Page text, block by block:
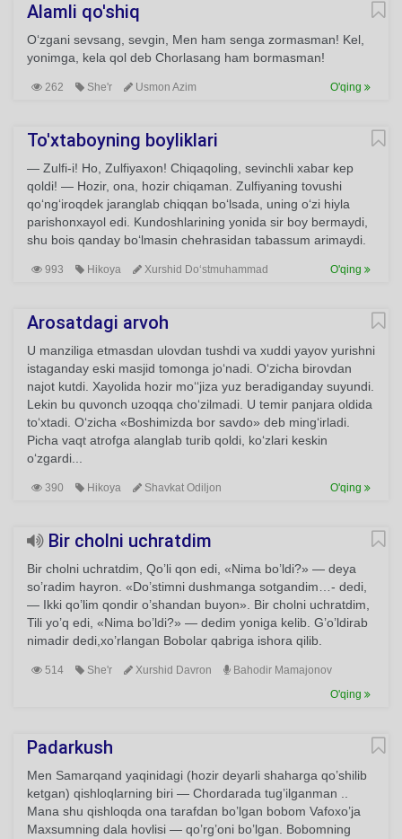
Alamli qo'shiq
O‘zgani sevsang, sevgin, Men ham senga zormasman! Kel,
yonimga, kela qol deb Chorlasang ham bormasman!
262 She'r Usmon Azim O'qing
To'xtaboyning boyliklari
— Zulfi-i! Ho, Zulfiyaxon! Chiqaqoling, sevinchli xabar kep
qoldi! — Hozir, ona, hozir chiqaman. Zulfiyaning tovushi
qo‘ng‘iroqdek jaranglab chiqqan bo‘lsada, uning o‘zi hiyla
parishonxayol edi. Kundoshlarining yonida sir boy bermaydi,
shu bois qanday bo‘lmasin chehrasidan tabassum arimaydi.
993 Hikoya Xurshid Do‘stmuhammad O'qing
Arosatdagi arvoh
U manziliga etmasdan ulovdan tushdi va xuddi yayov yurishni
istaganday eski masjid tomonga jo‘nadi. O‘zicha birovdan
najot kutdi. Xayolida hozir mo‘‘jiza yuz beradiganday suyundi.
Lekin bu quvonch uzoqqa cho‘zilmadi. U temir panjara oldida
to‘xtadi. O‘zicha «Boshimizda bor savdo» deb ming‘irladi.
Picha vaqt atrofga alanglab turib qoldi, ko‘zlari keskin
o‘zgardi...
390 Hikoya Shavkat Odiljon O'qing
Bir cholni uchratdim
Bir cholni uchratdim, Qo’li qon edi, «Nima bo’ldi?» — deya
so’radim hayron. «Do’stimni dushmanga sotgandim…- dedi,
— Ikki qo’lim qondir o’shandan buyon». Bir cholni uchratdim,
Tili yo’q edi, «Nima bo’ldi?» — dedim yoniga kelib. G’o’ldirab
nimadir dedi,xo’rlangan Bobolar qabriga ishora qilib.
514 She'r Xurshid Davron
Bahodir Mamajonov
O'qing
Padarkush
Men Samarqand yaqinidagi (hozir deyarli shaharga qo’shilib
ketgan) qishloqlarning biri — Chordarada tug’ilganman ..
Mana shu qishloqda ona tarafdan bo’lgan bobom Vafoxo’ja
Maxsumning dala hovlisi — qo’rg’oni bo’lgan. Bobomning